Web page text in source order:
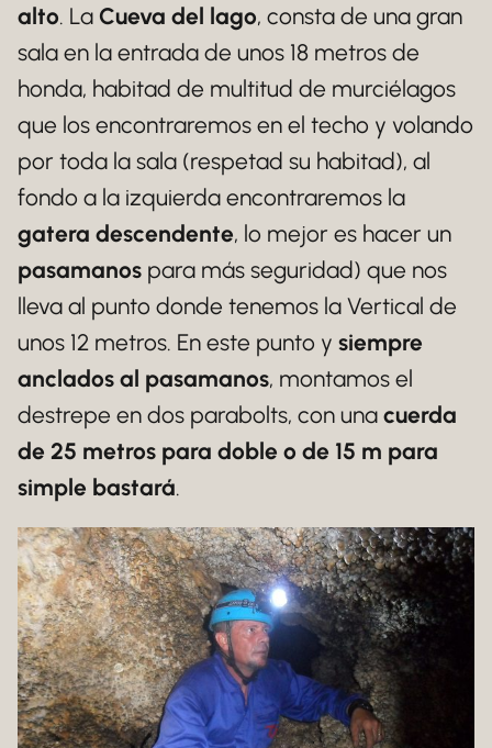
alto. La Cueva del lago, consta de una gran
sala en la entrada de unos 18 metros de
honda, habitad de multitud de murciélagos
que los encontraremos en el techo y volando
por toda la sala (respetad su habitad), al
fondo a la izquierda encontraremos la
gatera descendente, lo mejor es hacer un
pasamanos para más seguridad) que nos
lleva al punto donde tenemos la Vertical de
unos 12 metros. En este punto y siempre
anclados al pasamanos, montamos el
destrepe en dos parabolts, con una cuerda
de 25 metros para doble o de 15 m para
simple bastará.